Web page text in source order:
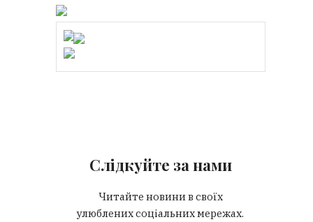
Слідкуйте за нами
Читайте новини в своїх
улюблених соціальних мережах.